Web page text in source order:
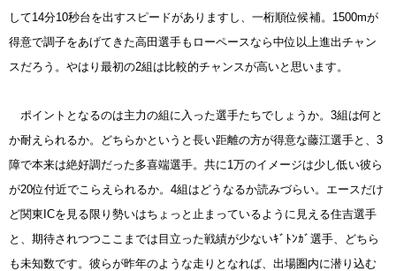
して14分10秒台を出すスピードがありますし、一桁順位候補。1500mが
得意で調子をあげてきた高田選手もローペースなら中位以上進出チャン
スだろう。やはり最初の2組は比較的チャンスが高いと思います。
ポイントとなるのは主力の組に入った選手たちでしょうか。3組は何と
か耐えられるか。どちらかというと長い距離の方が得意な藤江選手と、3
障で本来は絶好調だった多喜端選手。共に1万のイメージは少し低い彼ら
が20位付近でこらえられるか。4組はどうなるか読みづらい。エースだけ
ど関東ICを見る限り勢いはちょっと止まっているように見える住吉選手
と、期待されつつここまでは目立った戦績が少ないｷﾞﾄﾝｶﾞ選手、どちら
も未知数です。彼らが昨年のような走りとなれば、出場圏内に潜り込む